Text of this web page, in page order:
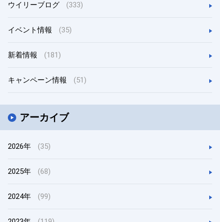
ウイリーブログ (333)
イベント情報 (35)
新着情報 (181)
キャンペーン情報 (51)
アーカイブ
2026年 (35)
2025年 (68)
2024年 (99)